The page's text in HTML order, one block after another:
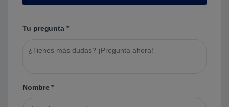
Tu pregunta *
Nombre*